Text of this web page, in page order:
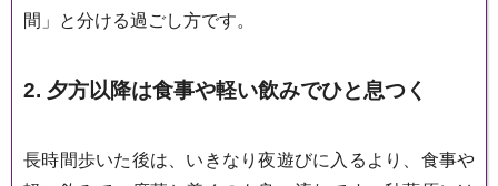
間」と分ける過ごし方です。
2. 夕方以降は食事や軽い飲みでひと息つく
長時間歩いた後は、いきなり夜遊びに入るより、食事や